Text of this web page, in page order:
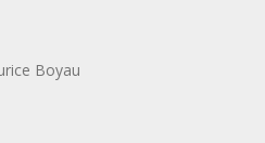
Boyau